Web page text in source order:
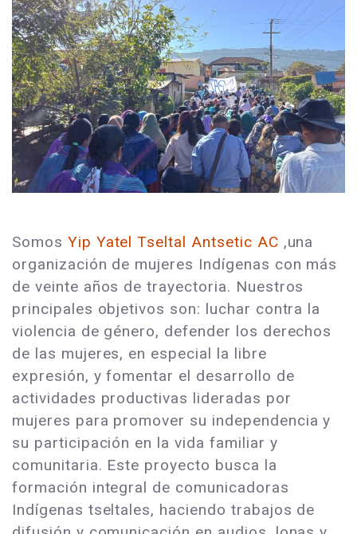
Somos Yip Yatel Tseltal Antsetic AC ,una
organización de mujeres Indígenas con más
de veinte años de trayectoria. Nuestros
principales objetivos son: luchar contra la
violencia de género, defender los derechos
de las mujeres, en especial la libre
expresión, y fomentar el desarrollo de
actividades productivas lideradas por
mujeres para promover su independencia y
su participación en la vida familiar y
comunitaria. Este proyecto busca la
formación integral de comunicadoras
Indígenas tseltales, haciendo trabajos de